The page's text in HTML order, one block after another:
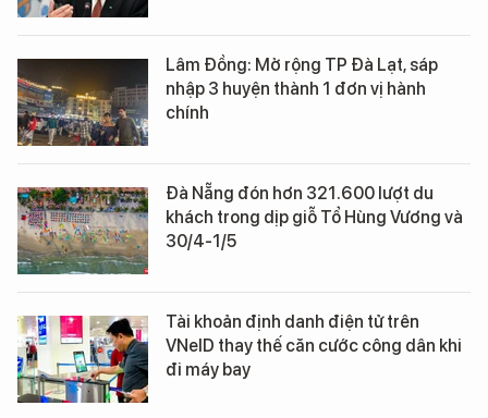
Lâm Đồng: Mở rộng TP Đà Lạt, sáp
nhập 3 huyện thành 1 đơn vị hành
chính
Đà Nẵng đón hơn 321.600 lượt du
khách trong dịp giỗ Tổ Hùng Vương và
30/4-1/5
Tài khoản định danh điện tử trên
VNeID thay thế căn cước công dân khi
đi máy bay